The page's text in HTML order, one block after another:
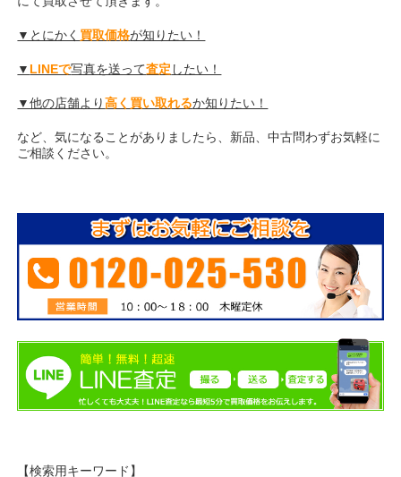
▼とにかく 買取価格が知りたい！
▼ LINEで写真を送って査定 したい！
▼他の店舗より高く買い取れるか知りたい！
など、気になることがありましたら、新品、中古問わずお気軽に
ご相談ください。
【検索用キーワード】